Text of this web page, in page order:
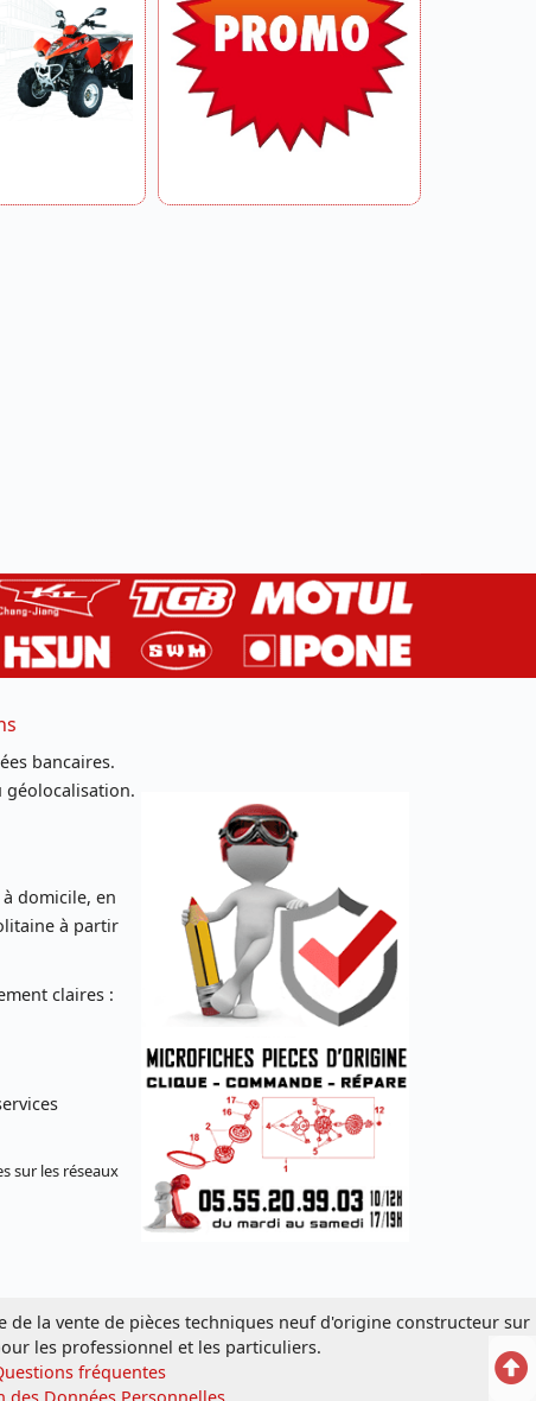
bancaires.
géolocalisation.
domicile, en
à partir
claires :
sur les réseaux
de la vente de pièces techniques neuf d'origine constructeur sur
les professionnel et les particuliers.
fréquentes